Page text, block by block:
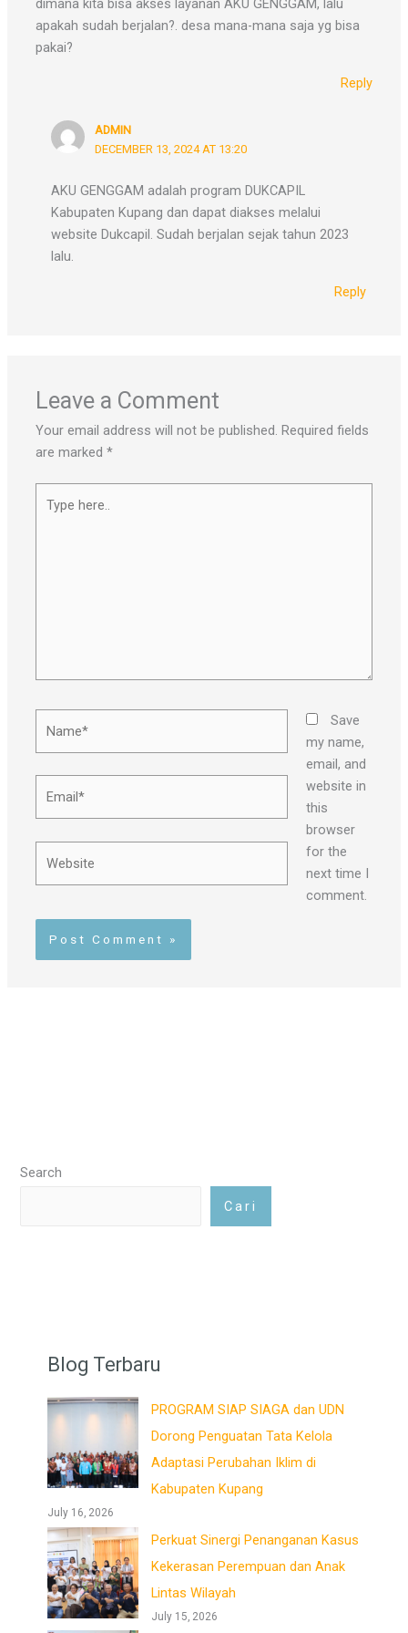
dimana kita bisa akses layanan AKU GENGGAM, lalu
apakah sudah berjalan?. desa mana-mana saja yg bisa
pakai?
Reply
ADMIN
DECEMBER 13, 2024 AT 13:20
AKU GENGGAM adalah program DUKCAPIL
Kabupaten Kupang dan dapat diakses melalui
website Dukcapil. Sudah berjalan sejak tahun 2023
lalu.
Reply
Leave a Comment
Your email address will not be published. Required fields
are marked*
here..
Save
my name,
email, and
website in
this
browser
for the
next time I
comment.
Search
Cari
Blog Terbaru
PROGRAM SIAP SIAGA dan UDN
Dorong Penguatan Tata Kelola
Adaptasi Perubahan Iklim di
Kabupaten Kupang
July 16, 2026
Perkuat Sinergi Penanganan Kasus
Kekerasan Perempuan dan Anak
Lintas Wilayah
July 15, 2026